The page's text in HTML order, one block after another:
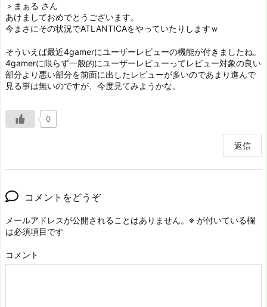
＞まぁる さん
あけましておめでとうございます。
今まさにその状況でATLANTICAをやっていたりしますｗ
そういえば最近4gamerにユーザーレビューの機能が付きましたね。
4gamerに限らず一般的にユーザーレビューってレビュー対象の良い
部分より悪い部分を前面に出したレビューが多いのであまり進んで
見る事は無いのですが、今度見てみようかな。
0
返信
コメントをどうぞ
メールアドレスが公開されることはありません。 ※ が付いている欄
は必須項目です
コメント